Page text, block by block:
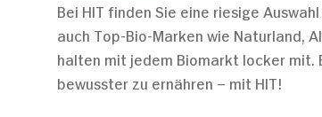
Bei HIT finden Sie eine riesige
auch Top-Bio-Marken wie Naturland,
halten mit jedem Biomarkt locker mit.
bewusster zu ernähren – mit HIT!